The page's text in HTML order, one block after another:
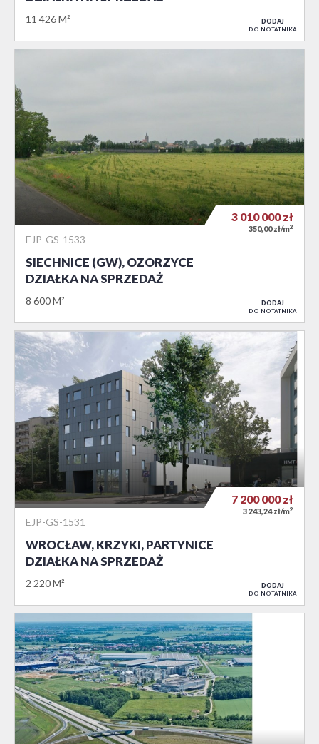
11 426 M² DODAJ
DO NOTATNIKA
EJP-GS-1533
SIECHNICE (GW), OZORZYCE
DZIAŁKA NA SPRZEDAŻ
8 600 M²
3 010 000zł
350,00 zł/m2
DODAJ
DO NOTATNIKA
EJP-GS-1531
WROCŁAW, KRZYKI, PARTYNICE
DZIAŁKA NA SPRZEDAŻ
2 220 M²
7 200 000zł
3 243,24 zł/m2
DODAJ
DO NOTATNIKA